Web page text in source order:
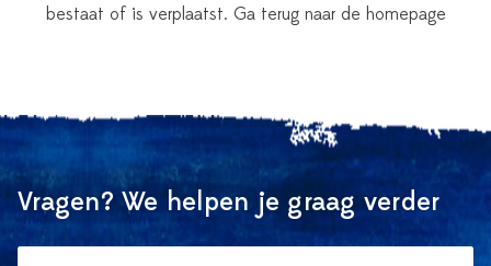
bestaat of is verplaatst. Ga terug naar de homepage
Vragen? We helpen je graag verder